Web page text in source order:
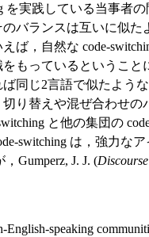
を実践している当事者
バランスは互いに似
ば，自然な code-
もっているということ
同じ2言語で似たよう
り替えや混ぜ合わせ
と他の集団の
switching は，強力な
Gumperz, J. J. (
English-speaking